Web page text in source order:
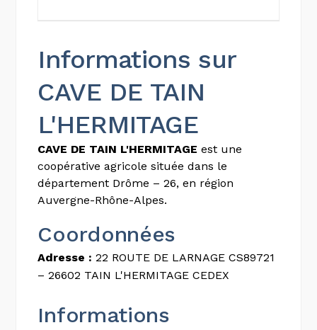
Informations sur
CAVE DE TAIN
L'HERMITAGE
CAVE DE TAIN L'HERMITAGE est une
coopérative agricole située dans le
département Drôme – 26, en région
Auvergne-Rhône-Alpes.
Coordonnées
Adresse : 22 ROUTE DE LARNAGE CS89721
– 26602 TAIN L'HERMITAGE CEDEX
Informations